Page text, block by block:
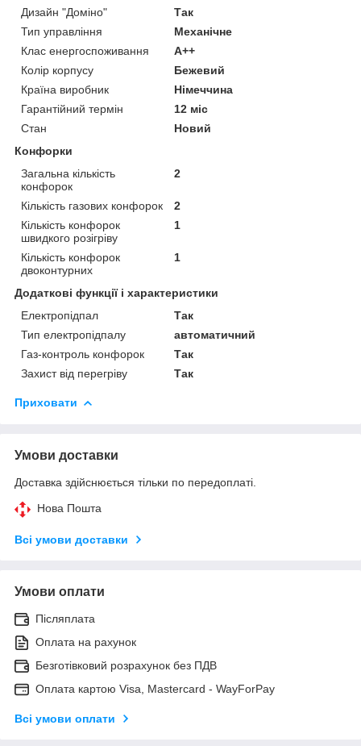
Дизайн "Доміно"
Так
Тип управління
Механічне
Клас енергоспоживання
A++
Колір корпусу
Бежевий
Країна виробник
Німеччина
Гарантійний термін
12 міс
Стан
Новий
Конфорки
Загальна кількість
конфорок
2
Кількість газових конфорок
2
Кількість конфорок
швидкого розігріву
1
Кількість конфорок
двоконтурних
1
Додаткові функції і характеристики
Електропідпал
Так
Тип електропідпалу
автоматичний
Газ-контроль конфорок
Так
Захист від перегріву
Так
Приховати
Умови доставки
Доставка здійснюється тільки по передоплаті.
Нова Пошта
Всі умови доставки
Умови оплати
Післяплата
Оплата на рахунок
Безготівковий розрахунок без ПДВ
Оплата картою Visa, Mastercard - WayForPay
Всі умови оплати